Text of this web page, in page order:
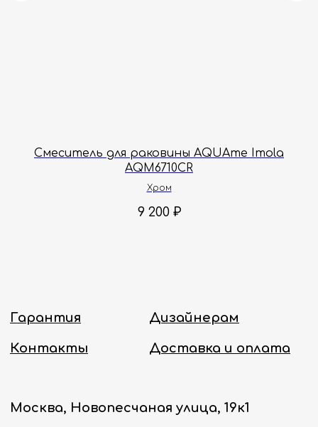
Смеситель для раковины AQUAme Imola
AQM6710CR
Хром
9 200 ₽
Политика конфиденциальности